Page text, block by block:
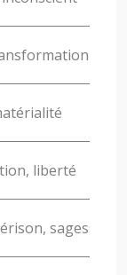
liberté
sagesse